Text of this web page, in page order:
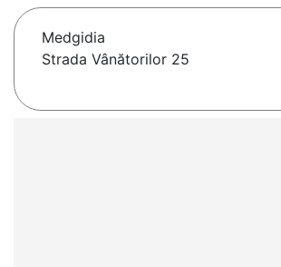
Medgidia
Strada Vânătorilor 25